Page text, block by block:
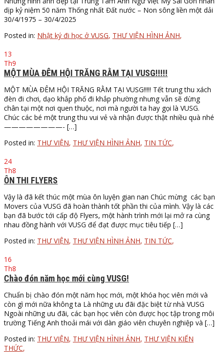
dịp kỷ niệm 50 năm Thống nhất Đất nước – Non sông liền một dải
30/4/1975 – 30/4/2025
Posted in: Nhật ký đi học ở VUSG, THƯ VIỆN HÌNH ẢNH,
13
Th9
MỘT MÙA ĐÊM HỘI TRĂNG RẰM TẠI VUSG!!!!!
MỘT MÙA ĐÊM HỘI TRĂNG RẰM TẠI VUSG!!!!! Tết trung thu xách
đèn đi chơi, dạo khắp phố đi khắp phường nhưng vẫn sẽ dừng
chân tại một nơi quen thuộc, nơi mà người ta hay gọi là VUSG.
Chúc các bé một trung thu vui vẻ và nhận được thật nhiều quà nhé
————————- […]
Posted in: THƯ VIỆN, THƯ VIỆN HÌNH ẢNH, TIN TỨC,
24
Th8
ÔN THI FLYERS
Vậy là đã kết thúc một mùa ôn luyện gian nan Chúc mừng các bạn
Movers của VUSG đã hoàn thành tốt phần thi của mình. Vậy là các
bạn đã bước tới cấp độ Flyers, một hành trình mới lại mở ra cùng
nhau đồng hành với VUSG để đạt được mục tiêu tiếp […]
Posted in: THƯ VIỆN, THƯ VIỆN HÌNH ẢNH, TIN TỨC,
16
Th8
Chào đón năm học mới cùng VUSG!
Chuẩn bị chào đón một năm học mới, một khóa học viên mới và
còn gì mới nữa không ta Là những ưu đãi đặc biệt từ nhà VUSG
Ngoài những ưu đãi, các bạn học viên còn được học tập trong môi
trường Tiếng Anh thoải mái với dàn giáo viên chuyên nghiệp và […]
Posted in: THƯ VIỆN, THƯ VIỆN HÌNH ẢNH, THƯ VIỆN KIẾN
THỨC,